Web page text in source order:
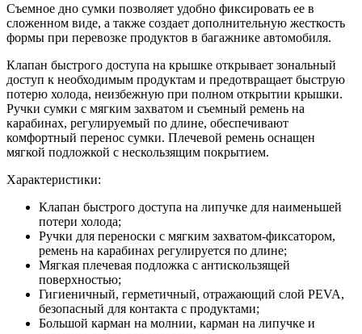
Съемное дно сумки позволяет удобно фиксировать ее в
сложенном виде, а также создает дополнительную жесткость
формы при перевозке продуктов в багажнике автомобиля.
Клапан быстрого доступа на крышке открывает зональный
доступ к необходимым продуктам и предотвращает быструю
потерю холода, неизбежную при полном открытии крышки.
Ручки сумки с мягким захватом и съемный ремень на
карабинах, регулируемый по длине, обеспечивают
комфортный перенос сумки. Плечевой ремень оснащен
мягкой подложкой с нескользящим покрытием.
Характеристики:
Клапан быстрого доступа на липучке для наименьшей
потери холода;
Ручки для переноски с мягким захватом-фиксатором,
ремень на карабинах регулируется по длине;
Мягкая плечевая подложка с антискользящей
поверхностью;
Гигиеничный, герметичный, отражающий слой PEVA,
безопасный для контакта с продуктами;
Большой карман на молнии, карман на липучке и